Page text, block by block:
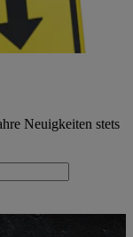
Neuigkeiten stets